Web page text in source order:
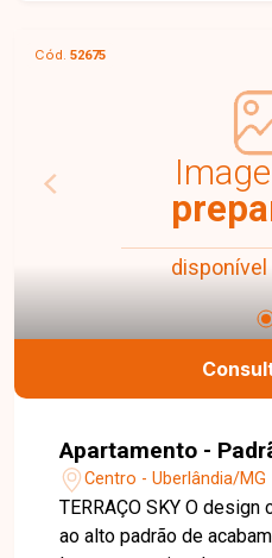
Cód. 52675
Apartamento -
Centro - Uberlândia/MG
TERRAÇO SKY O design contemporâneo, aliado
ao alto padrão de